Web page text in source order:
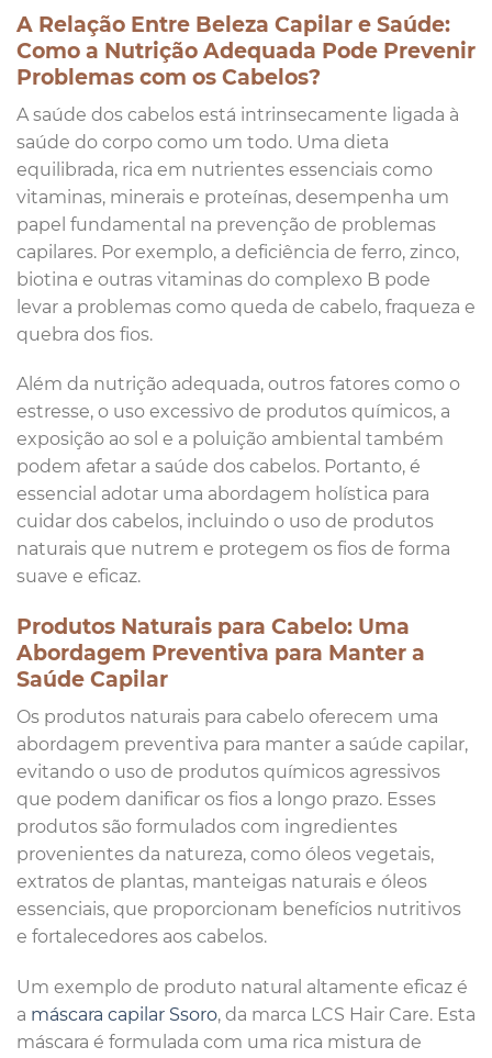
A Relação Entre Beleza Capilar e Saúde:
Como a Nutrição Adequada Pode Prevenir
Problemas com os Cabelos?
A saúde dos cabelos está intrinsecamente ligada à
saúde do corpo como um todo. Uma dieta
equilibrada, rica em nutrientes essenciais como
vitaminas, minerais e proteínas, desempenha um
papel fundamental na prevenção de problemas
capilares. Por exemplo, a deficiência de ferro, zinco,
biotina e outras vitaminas do complexo B pode
levar a problemas como queda de cabelo, fraqueza e
quebra dos fios.
Além da nutrição adequada, outros fatores como o
estresse, o uso excessivo de produtos químicos, a
exposição ao sol e a poluição ambiental também
podem afetar a saúde dos cabelos. Portanto, é
essencial adotar uma abordagem holística para
cuidar dos cabelos, incluindo o uso de produtos
naturais que nutrem e protegem os fios de forma
suave e eficaz.
Produtos Naturais para Cabelo: Uma
Abordagem Preventiva para Manter a
Saúde Capilar
Os produtos naturais para cabelo oferecem uma
abordagem preventiva para manter a saúde capilar,
evitando o uso de produtos químicos agressivos
que podem danificar os fios a longo prazo. Esses
produtos são formulados com ingredientes
provenientes da natureza, como óleos vegetais,
extratos de plantas, manteigas naturais e óleos
essenciais, que proporcionam benefícios nutritivos
e fortalecedores aos cabelos.
Um exemplo de produto natural altamente eficaz é
a máscara capilar Ssoro, da marca LCS Hair Care. Esta
máscara é formulada com uma rica mistura de